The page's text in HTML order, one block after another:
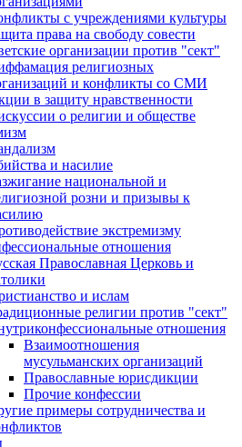
с учреждениями культуры
права на свободу совести
организации против "сект"
религиозных
и конфликты со СМИ
в защиту нравственности
о религии и обществе
и насилие
национальной и
розни и призывы к
экстремизму
отношения
Православная Церковь и
и ислам
религии против "сект"
отношения
Взаимоотношения
мусульманских организаций
Православные юрисдикции
Прочие конфессии
примеры сотрудничества и